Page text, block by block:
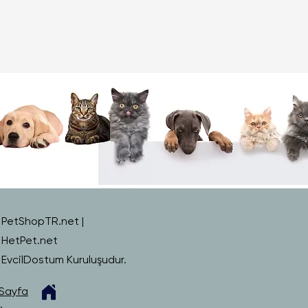
PetShopTR.net |
HetPet.net
EvcilDostum Kuruluşudur.